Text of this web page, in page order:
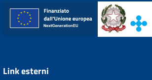
Link esterni